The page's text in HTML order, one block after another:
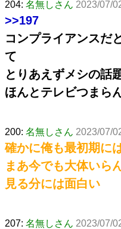
204: 名無しさん 2023/07/
>>197
コンプライアンスだ
て
とりあえずメシの話
ほんとテレビつまら
200: 名無しさん 2023/07/
確かに俺も最初期に
まあ今でも大体いら
見る分には面白い
207: 名無しさん 2023/07/